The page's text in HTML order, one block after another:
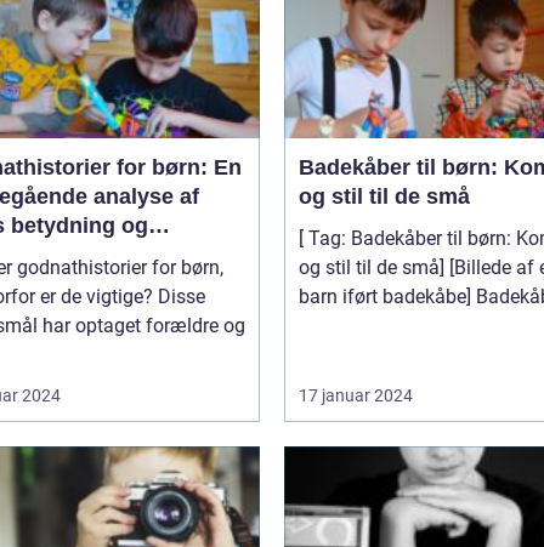
for børn: En
analyse af
betydning og
godnathistorier for børn,
er de vigtige? Disse
har optaget forældre og
2024
Badekåber til børn:
og stil til de små
[ Tag: Badekåber til børn:
og stil til de små] [Billede af et
barn iført badekåbe]
17 januar 2024